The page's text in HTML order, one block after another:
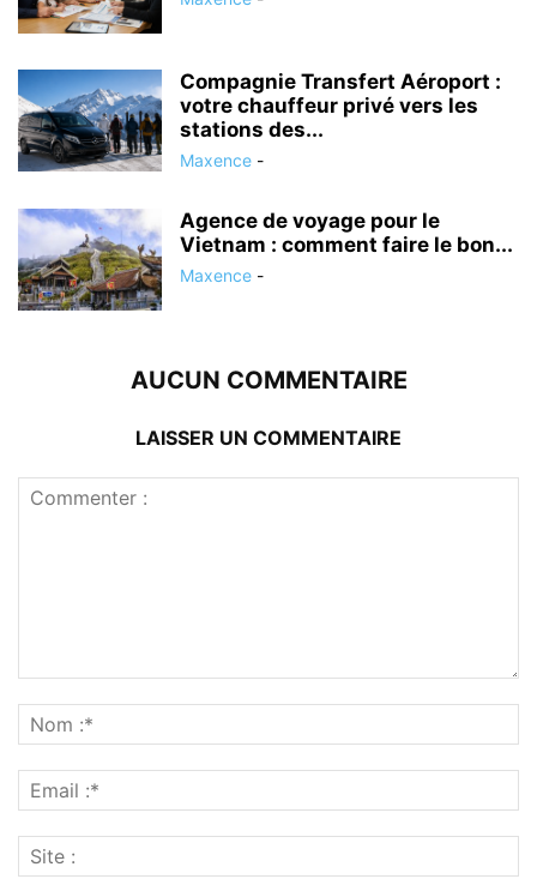
Compagnie Transfert Aéroport :
votre chauffeur privé vers les
stations des...
Maxence -
Agence de voyage pour le
Vietnam : comment faire le bon...
Maxence -
AUCUN COMMENTAIRE
LAISSER UN COMMENTAIRE